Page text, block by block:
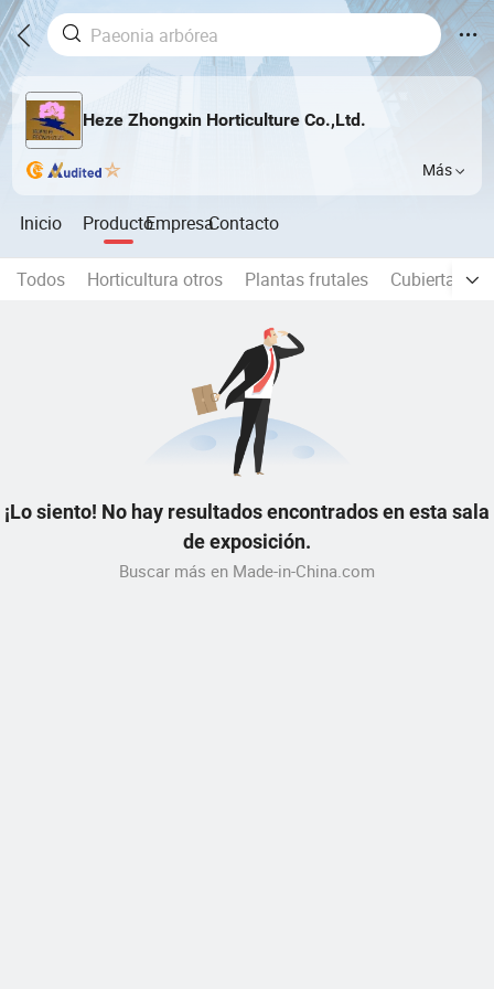
Heze Zhongxin Horticulture Co.,Ltd.
Más
Inicio ProductoEmpresaContacto
Todos Horticultura otros Plantas frutales Cubierta de
¡Lo siento! No hay resultados encontrados en esta sala
de exposición.
Buscar más en Made-in-China.com